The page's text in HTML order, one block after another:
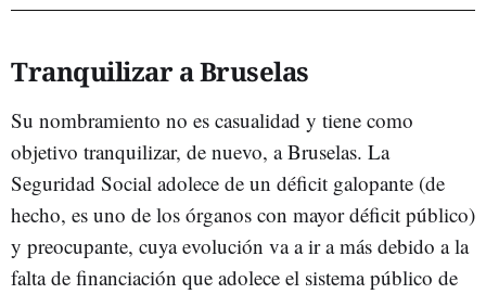
Tranquilizar a Bruselas
Su nombramiento no es casualidad y tiene como
objetivo tranquilizar, de nuevo, a Bruselas. La
Seguridad Social adolece de un déficit galopante (de
hecho, es uno de los órganos con mayor déficit público)
y preocupante, cuya evolución va a ir a más debido a la
falta de financiación que adolece el sistema público de